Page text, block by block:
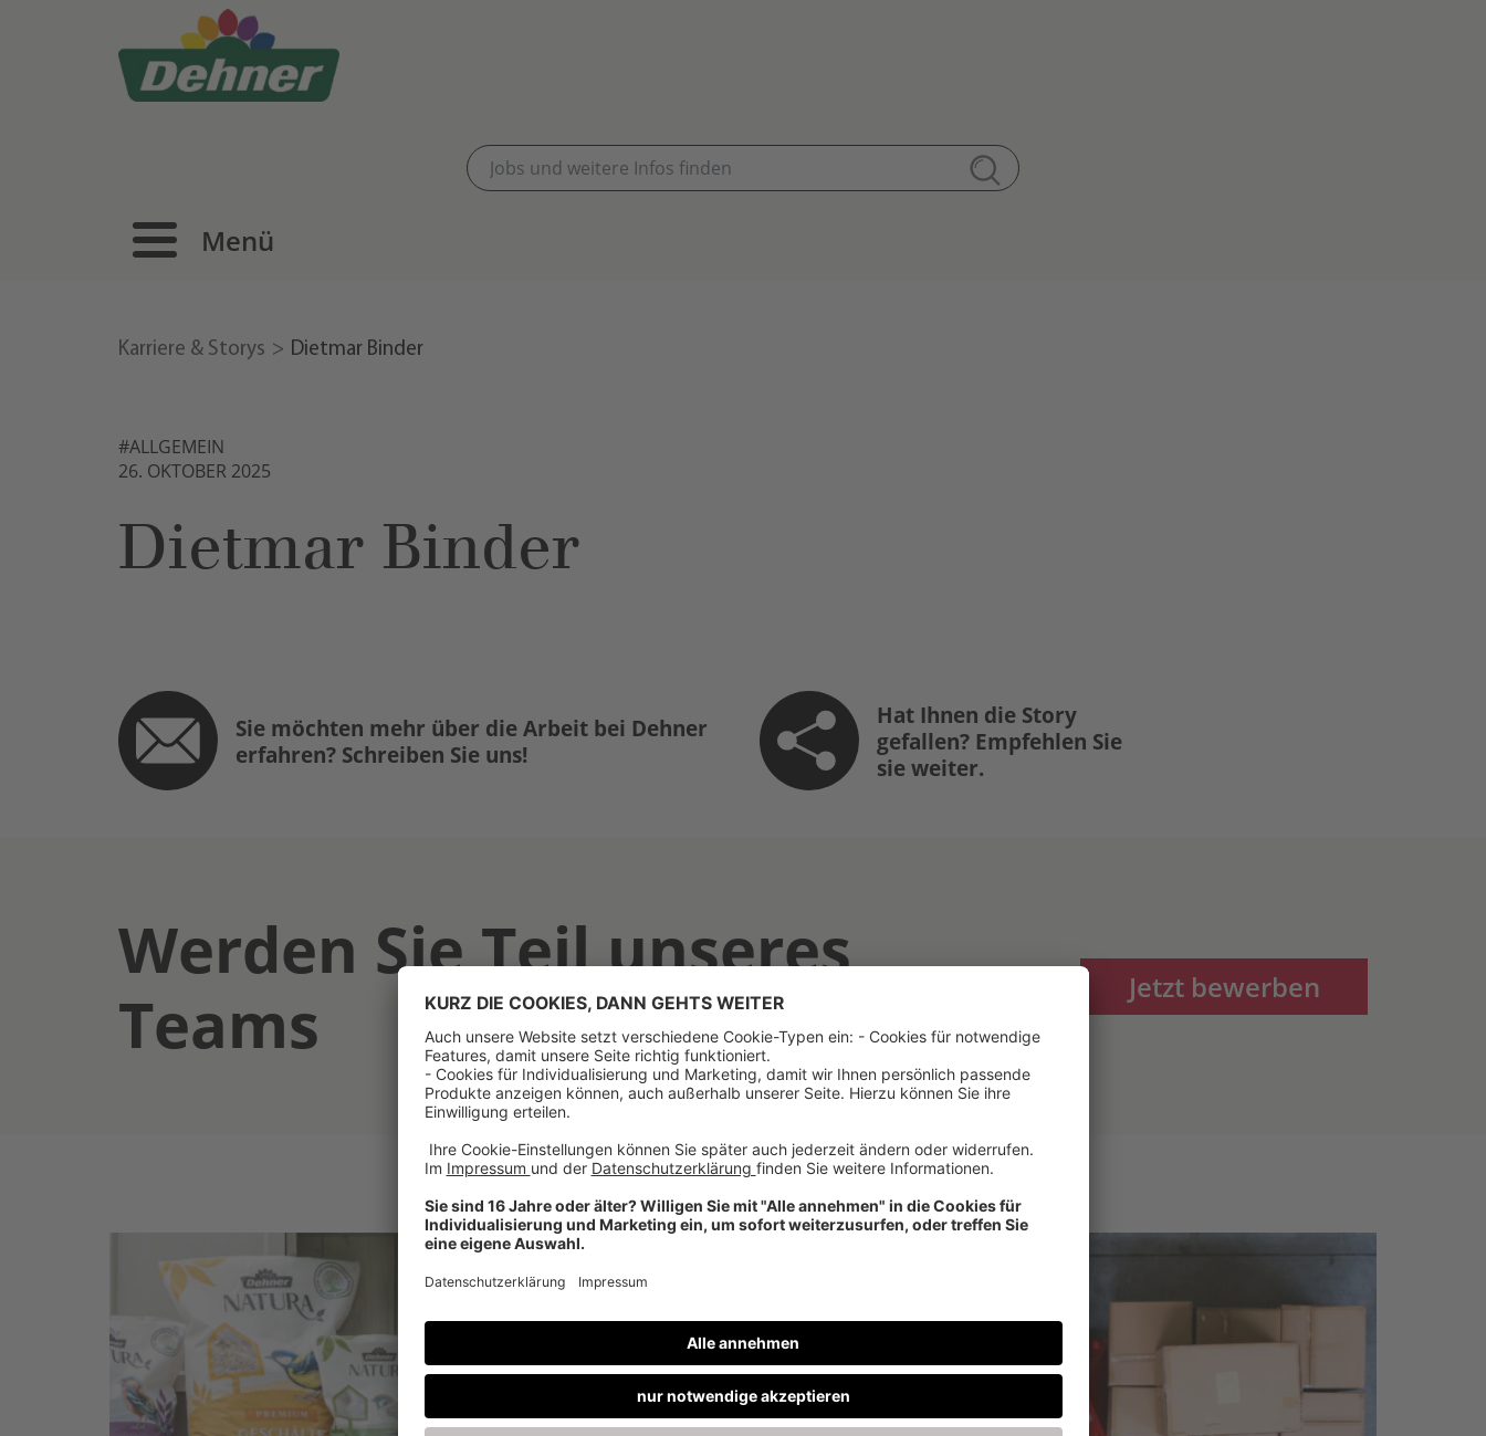
Menü
Karriere & Storys Dietmar Binder
#ALLGEMEIN
26. OKTOBER 2025
Dietmar Binder
Sie möchten mehr über die Arbeit bei Dehner
erfahren? Schreiben Sie uns!
Hat Ihnen die Story
gefallen? Empfehlen Sie
sie weiter.
Werden Sie Teil unseres
Teams
Jetzt bewerben